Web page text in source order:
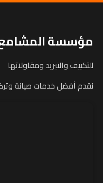
مؤسسة
للتكييف والتبريد ومقاولاتها
نقدم أفضل خدمات صيانة